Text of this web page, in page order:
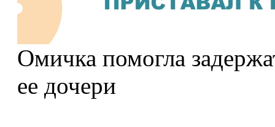
Омичка помогла
ее дочери